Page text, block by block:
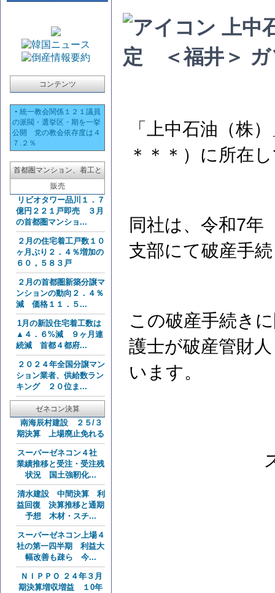
コンテンツ
・ 統一教会関係１２１議員
の派閥・選挙区・期を一挙
公開 党の教会依存度は４
７.２％
首都圏マンション、着工と
販売
リビオタワー品川１．７
億円２２１戸即売 ３月
の首都圏マンショ...
２月の住宅着工戸数１０
ヶ月ぶり２．４％増加の
６０，５８３戸
２月の首都圏新築分譲マ
ンションの動向２．４％
減 価格１１．５...
1月の新設住宅着工数は
▲４．６%減 ９ヶ月連
続減 首都４都府...
２０２４年全国分譲マン
ション業者、供給数ラン
キング ２０位ま...
ゼネコン決算
南海辰村建設 ２５/３
期決算 上場廃止免れる
スーパーゼネコン４社
業績推移と受注・受注残
状況 国土強靭化...
清水建設 中間決算 利
益回復 決算推移と通期
予想 木材・スチ...
スーパーゼネコン上場４
社の第一四半期 利益大
幅改善も疎ら 今...
ＮＩＰＰＯ ２４年３月
期決算増収増益 １0年
上中
定 ＜福井＞ ガ
「上中石油（株
＊＊＊）に所在
同社は、令和7年
支部にて破産手
この破産手続き
護士が破産管財
います。